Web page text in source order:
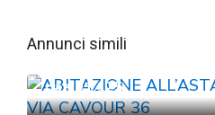
Annunci simili
da€91.125